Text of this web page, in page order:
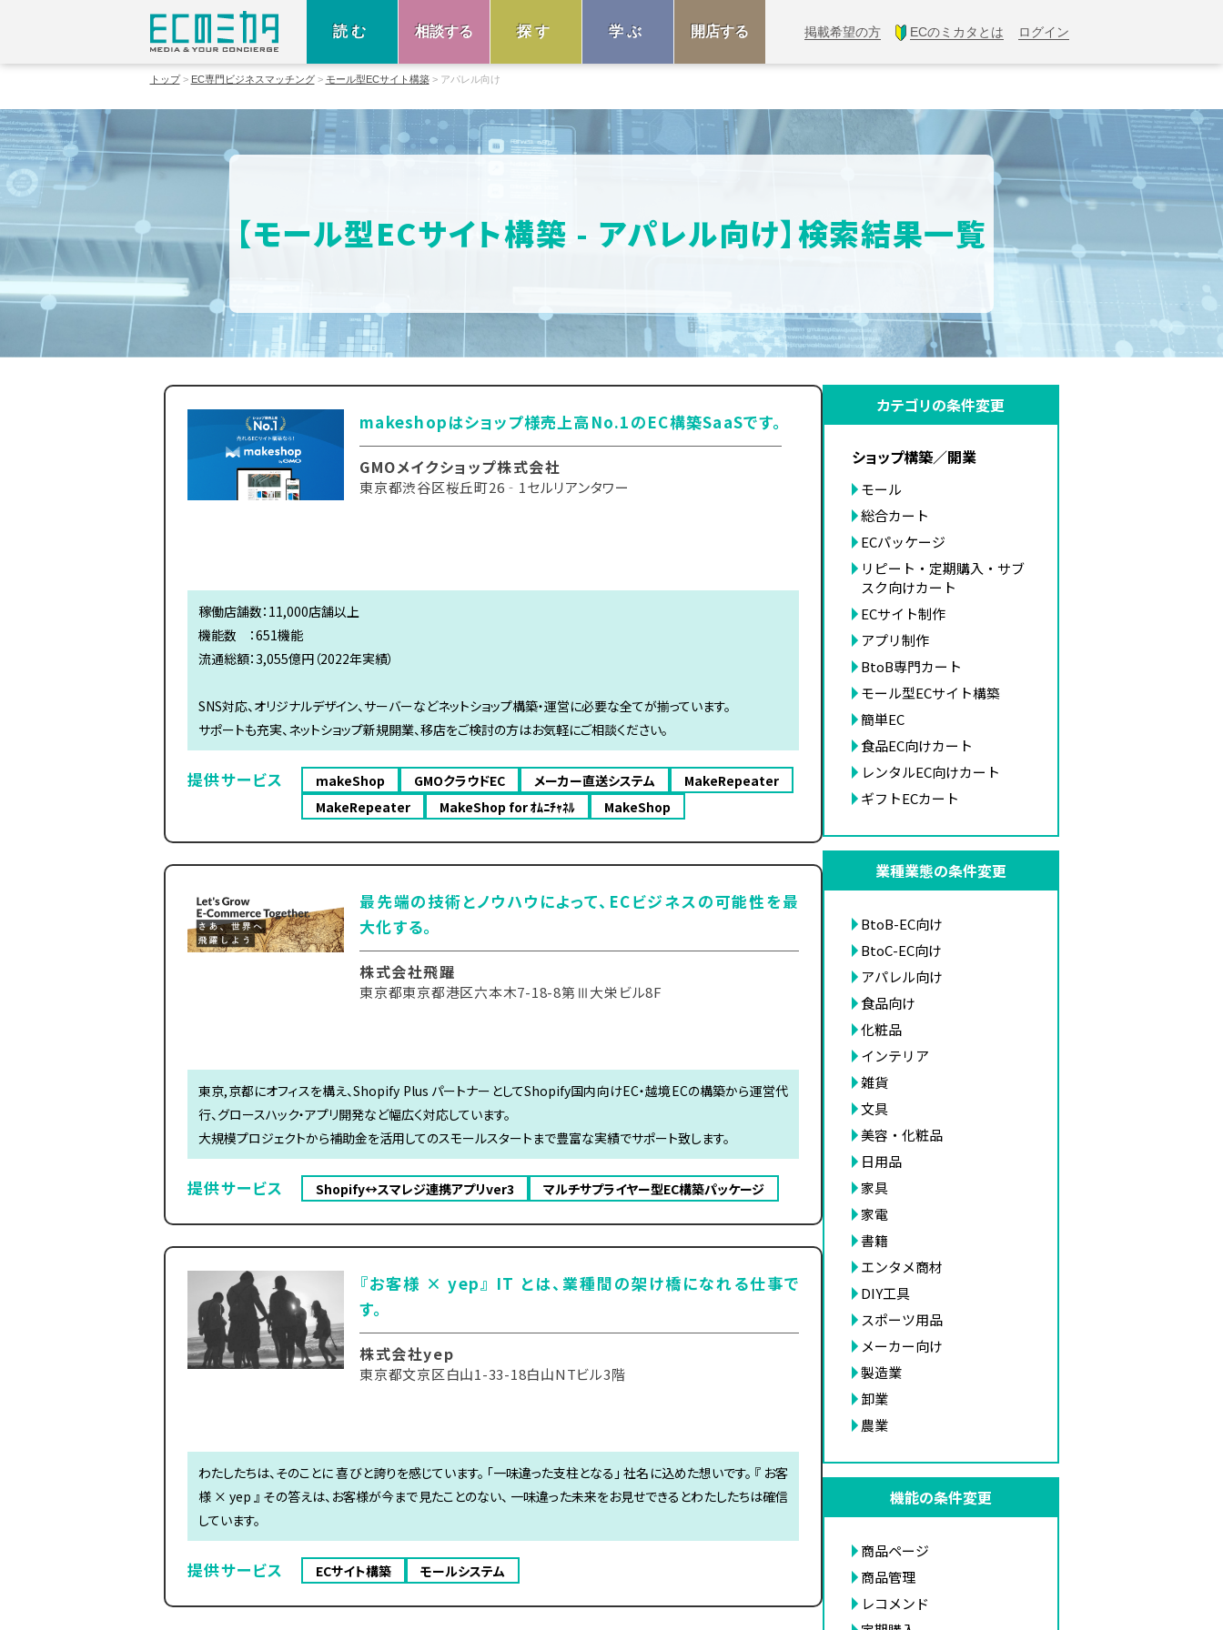
読む 相談する 探す 学ぶ 開店する 掲載希望の方 ECのミカタとは ログイン
トップ EC専門ビジネスマッチング モール型ECサイト構築 アパレル向け
【モール型ECサイト構築 - アパレル向け】検索結果一覧
makeshopはショップ様売上高No.1のEC構築SaaSです。
GMOメイクショップ株式会社
東京都渋谷区桜丘町26‐1セルリアンタワー
稼働店舗数：11,000店舗以上
機能数 ：651機能
流通総額：3,055億円（2022年実績）
SNS対応、オリジナルデザイン、サーバーなどネットショップ構築・運営に必要な全てが揃っています。
サポートも充実、ネットショップ新規開業、移店をご検討の方はお気軽にご相談ください。
提供サービス makeShop GMOクラウドEC メーカー直送システム
MakeRepeater
MakeRepeater
MakeShop for ｵﾑﾆﾁｬﾈﾙ MakeShop
最先端の技術とノウハウによって、ECビジネスの可能性を最
大化する。
株式会社飛躍
東京都東京都港区六本木7-18-8第Ⅲ大栄ビル8F
東京,京都にオフィスを構え、Shopify Plus パートナーとしてShopify国内向けEC・越境ECの構築から運営代
行、グロースハック・アプリ開発など幅広く対応しています。
大規模プロジェクトから補助金を活用してのスモールスタートまで豊富な実績でサポート致します。
提供サービス Shopify↔スマレジ連携アプリver3 マルチサプライヤー型EC構築パッケージ
『お客様 × yep』 IT とは、業種間の架け橋になれる仕事で
す。
株式会社yep
東京都文京区白山1-33-18白山NTビル3階
わたしたちは、そのことに 喜びと誇りを感じています。 「一味違った支柱となる」 社名に込めた想いです。 『 お客
様 × yep 』 その答えは、お客様が今まで見たことのない、 一味違った未来をお見せできるとわたしたちは確信
しています。
提供サービス ECサイト構築 モールシステム
カテゴリの条件変更
ショップ構築／開業
モール
総合カート
ECパッケージ
リピート・定期購入・サブ
スク向けカート
ECサイト制作
アプリ制作
BtoB専門カート
モール型ECサイト構築
簡単EC
食品EC向けカート
レンタルEC向けカート
ギフトECカート
業種業態の条件変更
BtoB-EC向け
BtoC-EC向け
アパレル向け
食品向け
化粧品
インテリア
雑貨
文具
美容・化粧品
日用品
家具
家電
書籍
エンタメ商材
DIY工具
スポーツ用品
メーカー向け
製造業
卸業
農業
機能の条件変更
商品ページ
商品管理
レコメンド